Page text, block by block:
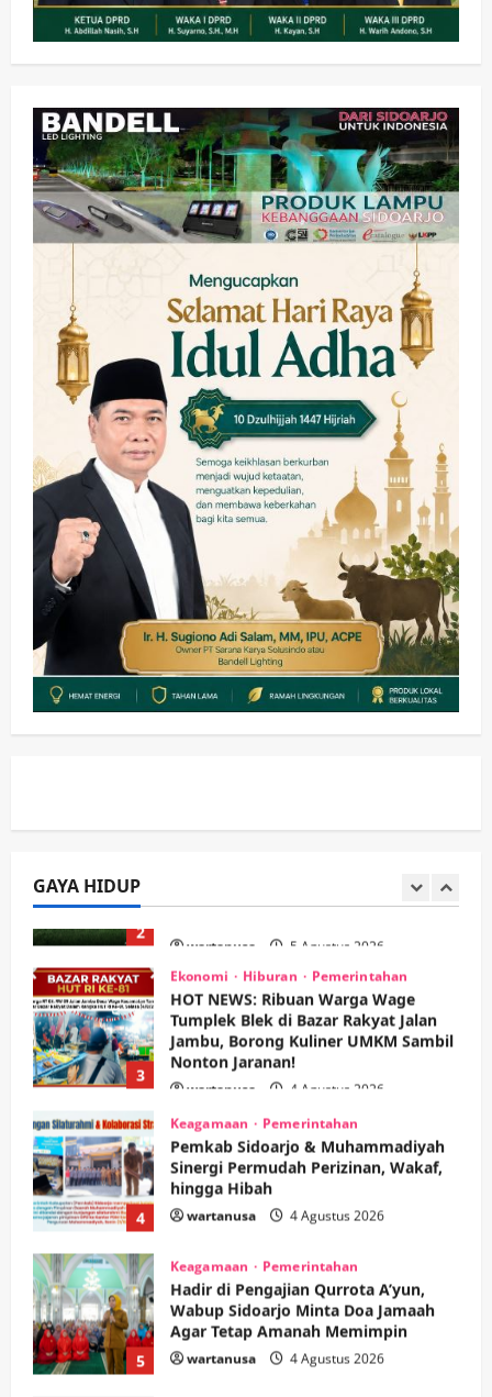
GAYA HIDUP
2
PWI dan Sapma PP Sidoarjo
Memanaskan Mesin Menuju Piala
Soccer
wartanusa 5 Agustus 2026
Ekonomi Hiburan Pemerintahan
HOT NEWS: Ribuan Warga Wage
Tumplek Blek di Bazar Rakyat Jalan
Jambu, Borong Kuliner UMKM Sambil
Nonton Jaranan!
wartanusa 4 Agustus 2026
4
Keagamaan Pemerintahan
Pemkab Sidoarjo & Muhammadiyah
Sinergi Permudah Perizinan, Wakaf,
hingga Hibah
wartanusa 4 Agustus 2026
5
Keagamaan Pemerintahan
Hadir di Pengajian Qurrota A’yun,
Wabup Sidoarjo Minta Doa Jamaah
Agar Tetap Amanah Memimpin
wartanusa 4 Agustus 2026
Kesehatan Pembangunan
Pemerintahan
PANAS! Kalah Tender Proyek RSUD
Sibar Rp 9,9 M, Beranikah CV Tiga
Anugerah Utama Pertaruhkan
2
wartanusa 5 Agustus 2026
3
Ekonomi Hiburan Pemerintahan
Tumplek Blek di Bazar Rakyat Jalan
Jambu, Borong Kuliner UMKM Sambil
Nonton Jaranan!
wartanusa 4 Agustus 2026
4
Keagamaan Pemerintahan
Sinergi Permudah Perizinan, Wakaf,
hingga Hibah
wartanusa 4 Agustus 2026
5
Keagamaan Pemerintahan
Wabup Sidoarjo Minta Doa Jamaah
Agar Tetap Amanah Memimpin
wartanusa 4 Agustus 2026
Kesehatan Pembangunan